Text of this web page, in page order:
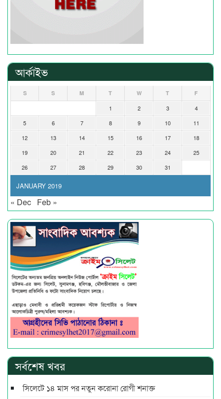
আর্কাইভ
JANUARY 2019
S S M T W T F
1 2 3
4
5
6 7 8 9 10
11
12
13 14 15 16 17
18
19
20 21 22 23 24
25
26
27 28 29 30 31
« Dec Feb »
সর্বশেষ খবর
সিলেটে ১৪ মাস পর নতুন করোনা রোগী শনাক্ত